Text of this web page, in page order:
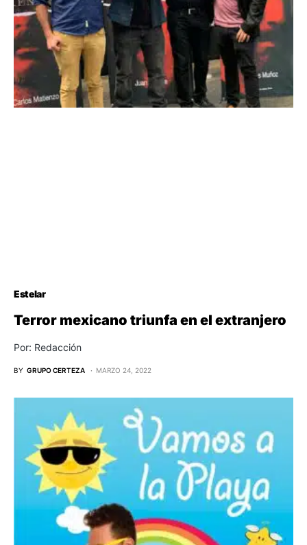
Estelar
Terror mexicano triunfa en el extranjero
Por: Redacción
BY GRUPO CERTEZA MARZO 24, 2022